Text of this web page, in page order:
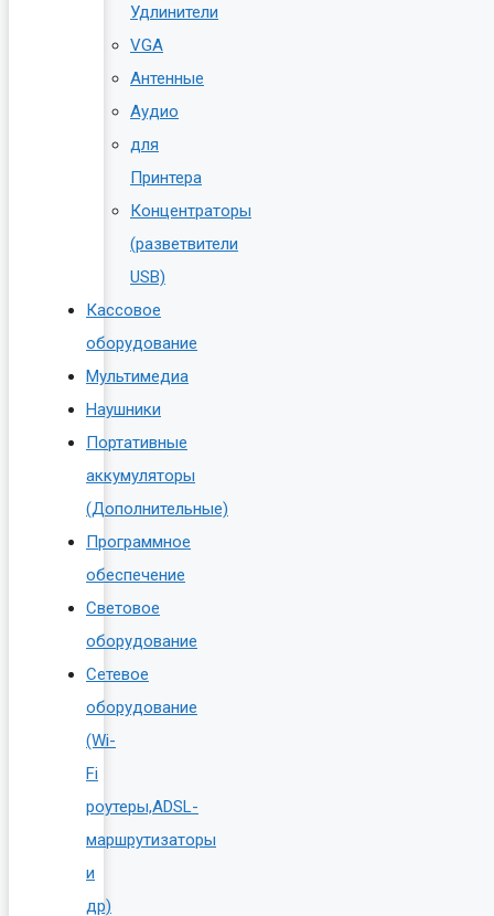
Удлинители
VGA
Антенные
Аудио
для
Принтера
Концентраторы
(разветвители
USB)
Кассовое
оборудование
Мультимедиа
Наушники
Портативные
аккумуляторы
(Дополнительные)
Программное
обеспечение
Световое
оборудование
Сетевое
оборудование
(Wi-
Fi
роутеры,ADSL-
маршрутизаторы
и
др)